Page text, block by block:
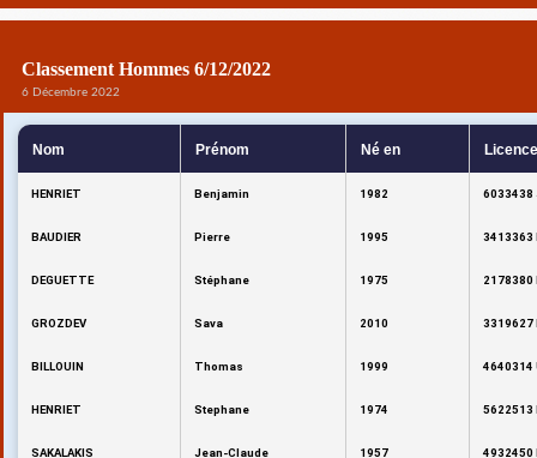
Classement Hommes 6/12/2022
6 Décembre 2022
Nom Prénom Né en Licence
HENRIET Benjamin 1982 6033438
BAUDIER Pierre 1995 3413363
DEGUETTE Stéphane 1975 2178380
GROZDEV Sava 2010 3319627
BILLOUIN Thomas 1999 4640314
HENRIET Stephane 1974 5622513
SAKALAKIS Jean-Claude 1957 4932450